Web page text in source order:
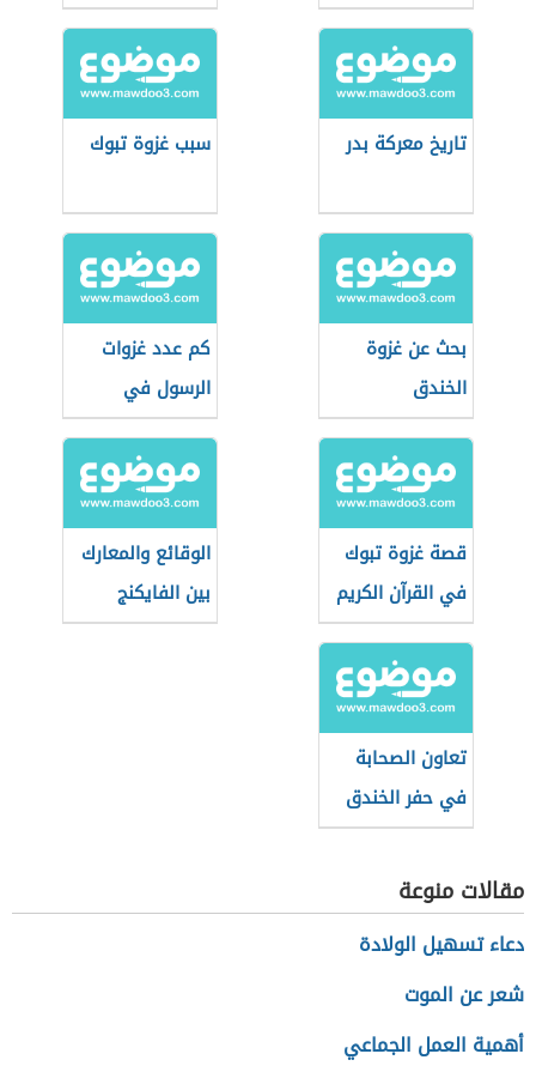
غزوة تبوك
تاريخ معركة بدر سبب غزوة تبوك
بحث عن غزوة
الخندق
كم عدد غزوات
الرسول في
رمضان
قصة غزوة تبوك
في القرآن الكريم
الوقائع والمعارك
بين الفايكنج
والمسلمين
تعاون الصحابة
في حفر الخندق
مقالات منوعة
دعاء تسهيل الولادة
شعر عن الموت
أهمية العمل الجماعي